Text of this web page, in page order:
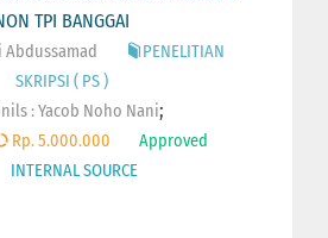
TPI BANGGAI
Abdussamad
PENELITIAN
SKRIPSI ( PS )
:Yacob Noho Nani;
Rp. 5.000.000
Approved
INTERNAL SOURCE